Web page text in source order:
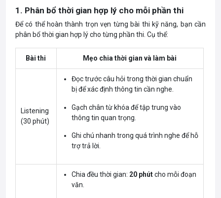
1. Phân bổ thời gian hợp lý cho mỗi phần thi
Để có thể hoàn thành trọn vẹn từng bài thi kỹ năng, bạn cần
phân bổ thời gian hợp lý cho từng phần thi. Cụ thể:
Bài thi Mẹo chia thời gian và làm bài
Listening
(30 phút)
Đọc trước câu hỏi trong thời gian chuẩn
bị để xác định thông tin cần nghe.
Gạch chân từ khóa để tập trung vào
thông tin quan trọng.
Ghi chú nhanh trong quá trình nghe để hỗ
trợ trả lời.
Chia đều thời gian: 20 phútcho mỗi đoạn
văn.